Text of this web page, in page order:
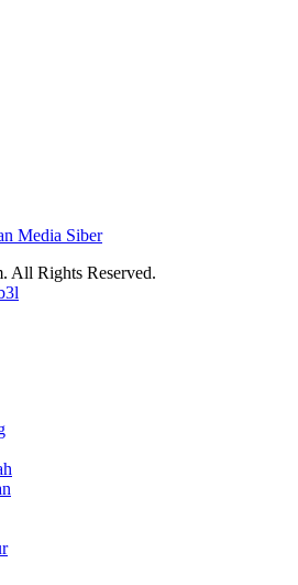
Media Siber
All Rights Reserved.